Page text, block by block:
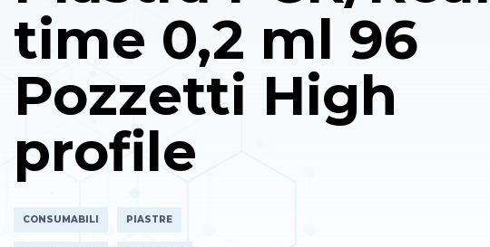
time 0,2 ml 96
Pozzetti High
profile
CONSUMABILI PIASTRE